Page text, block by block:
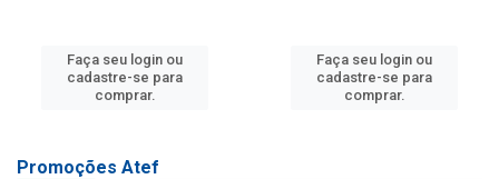
Faça seu login ou
cadastre-se para
comprar.
Faça seu login ou
cadastre-se para
comprar.
Promoções Atef